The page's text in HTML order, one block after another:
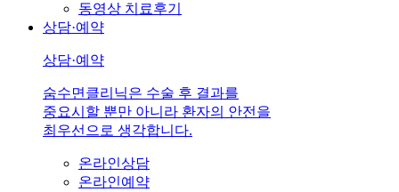
동영상 치료후기
상담·예약
상담·예약
숨수면클리닉은 수술 후 결과를
중요시할 뿐만 아니라 환자의 안전을
최우선으로 생각합니다.
온라인상담
온라인예약